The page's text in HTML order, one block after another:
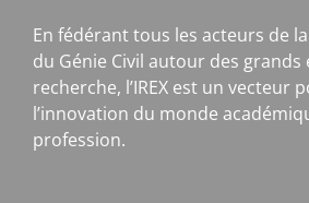
En fédérant tous les acteurs de
du Génie Civil autour des grands
recherche, l’IREX est un vecteur
l’innovation du monde
profession.